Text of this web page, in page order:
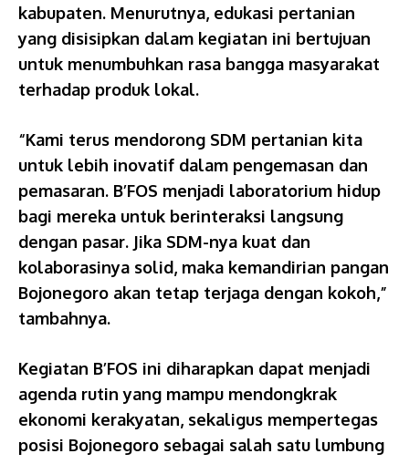
kabupaten. Menurutnya, edukasi pertanian
yang disisipkan dalam kegiatan ini bertujuan
untuk menumbuhkan rasa bangga masyarakat
terhadap produk lokal.
“Kami terus mendorong SDM pertanian kita
untuk lebih inovatif dalam pengemasan dan
pemasaran. B’FOS menjadi laboratorium hidup
bagi mereka untuk berinteraksi langsung
dengan pasar. Jika SDM-nya kuat dan
kolaborasinya solid, maka kemandirian pangan
Bojonegoro akan tetap terjaga dengan kokoh,”
tambahnya.
Kegiatan B’FOS ini diharapkan dapat menjadi
agenda rutin yang mampu mendongkrak
ekonomi kerakyatan, sekaligus mempertegas
posisi Bojonegoro sebagai salah satu lumbung